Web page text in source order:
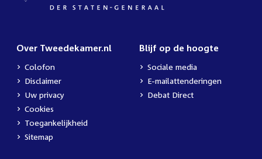
Over Tweedekamer.nl
Colofon
Disclaimer
Uw privacy
Cookies
Toegankelijkheid
Sitemap
Blijf op de hoogte
Sociale media
E-mailattenderingen
Debat Direct